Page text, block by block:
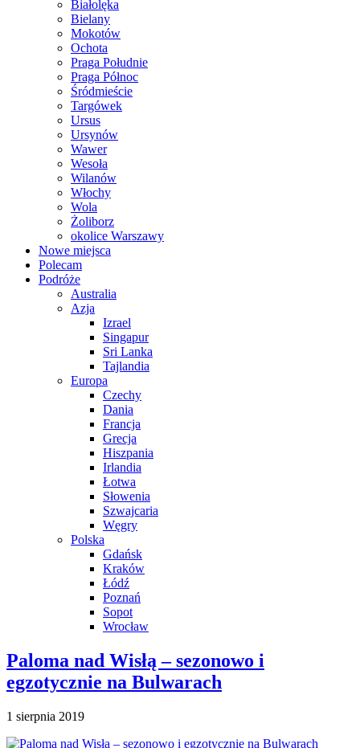
Białolęka
Bielany
Mokotów
Ochota
Praga Południe
Praga Północ
Śródmieście
Targówek
Ursus
Ursynów
Wawer
Wesoła
Wilanów
Włochy
Wola
Żoliborz
okolice Warszawy
Nowe miejsca
Polecam
Podróże
Australia
Azja
Izrael
Singapur
Sri Lanka
Tajlandia
Europa
Czechy
Dania
Francja
Grecja
Hiszpania
Irlandia
Łotwa
Słowenia
Szwajcaria
Węgry
Polska
Gdańsk
Kraków
Łódź
Poznań
Sopot
Wrocław
Paloma nad Wisłą – sezonowo i
egzotycznie na Bulwarach
1 sierpnia 2019